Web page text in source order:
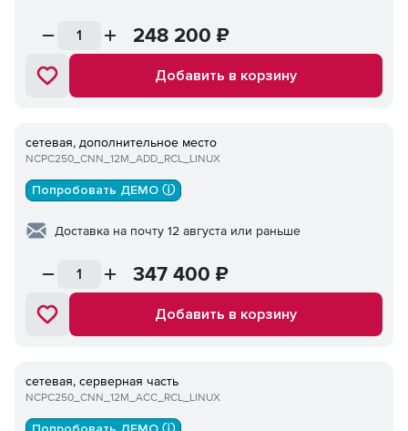
248 200 ₽
Добавить в корзину
сетевая, дополнительное место
NCPC250_CNN_12M_ADD_RCL_LINUX
Попробовать ДЕМО ⓘ
Доставка на почту 12 августа или раньше
347 400 ₽
Добавить в корзину
сетевая, серверная часть
NCPC250_CNN_12M_ACC_RCL_LINUX